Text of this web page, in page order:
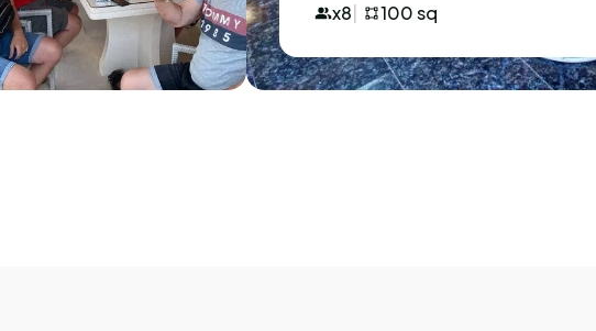
x8 100 sq
Sarah
Ujedinjeno Kraljevstvo